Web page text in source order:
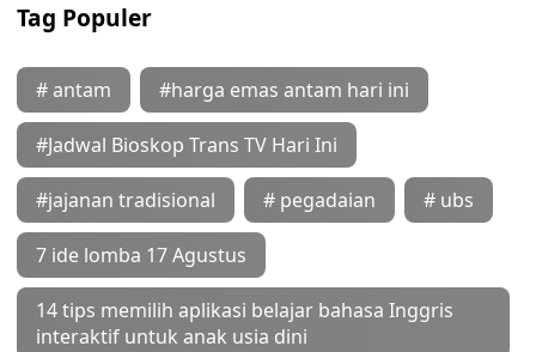
Tag Populer
# antam #harga emas antam hari ini
#Jadwal Bioskop Trans TV Hari Ini
#jajanan tradisional # pegadaian # ubs
7 ide lomba 17 Agustus
14 tips memilih aplikasi belajar bahasa Inggris
interaktif untuk anak usia dini